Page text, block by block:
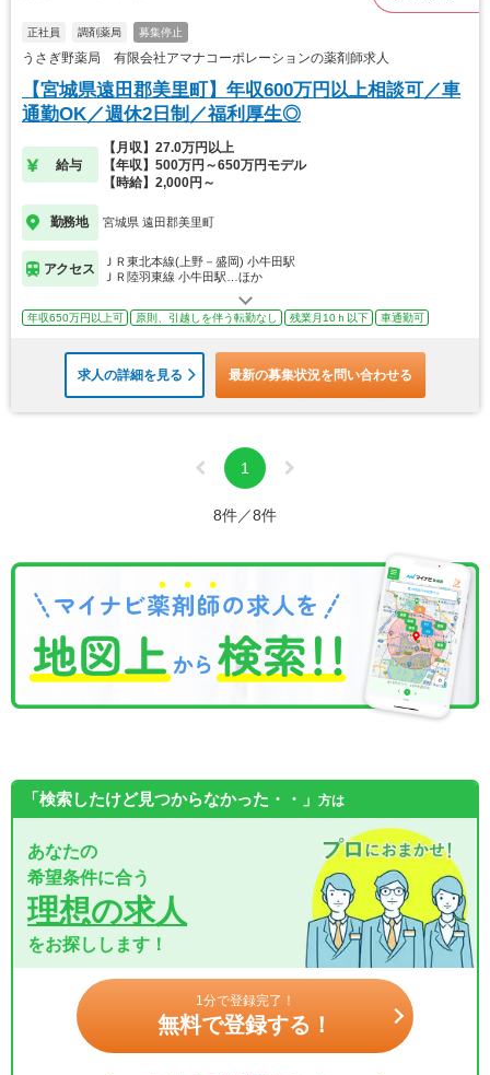
正社員 調剤薬局 募集停止
うさぎ野薬局 有限会社アマナコーポレーションの薬剤師求人
【宮城県遠田郡美里町】年収600万円以上相談可／車
通勤OK／週休2日制／福利厚生◎
給与
【月収】27.0万円以上
【年収】500万円～650万円モデル
【時給】2,000円～
勤務地 宮城県 遠田郡美里町
アクセス
ＪＲ東北本線(上野－盛岡) 小牛田駅
ＪＲ陸羽東線 小牛田駅…ほか
年収650万円以上可 原則、引越しを伴う転勤なし 残業月10ｈ以下 車通勤可
求人の詳細を見る 最新の募集状況を問い合わせる
1
8件／8件
「検索したけど見つからなかった・・」 方は
あなたの
希望条件に合う
理想の求人
をお探しします！
1分で登録完了！
無料で登録する！